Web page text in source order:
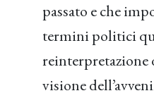
passato e che
termini politici
reinterpretazione
visione